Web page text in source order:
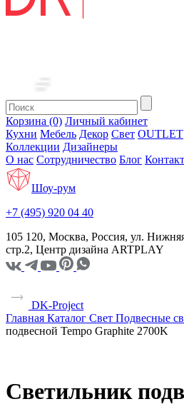
Корзина (0) Личный кабинет
Кухни Мебель Декор Свет OUTLET
Коллекции Дизайнеры
О нас Сотрудничество Блог
Шоу-рум
+7 (495) 920 04 40
105 120, Москва, Россия, ул.
стр.2, Центр дизайна ARTPLAY
DK-Project
Главная Каталог Свет Подвесные
подвесной Tempo Graphite 2700K
Светильник